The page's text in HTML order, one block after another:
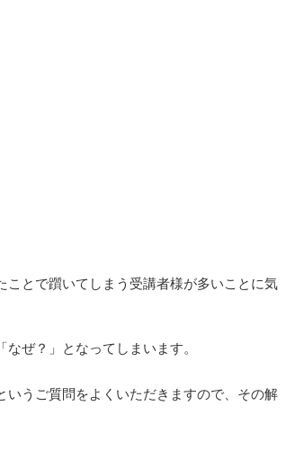
とで躓いてしまう受講者様が多いことに気
ぜ？」となってしまいます。
いうご質問をよくいただきますので、その解